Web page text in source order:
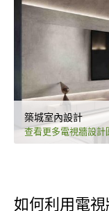
築城室內設計
查看更多電視牆設計
如何利用電視